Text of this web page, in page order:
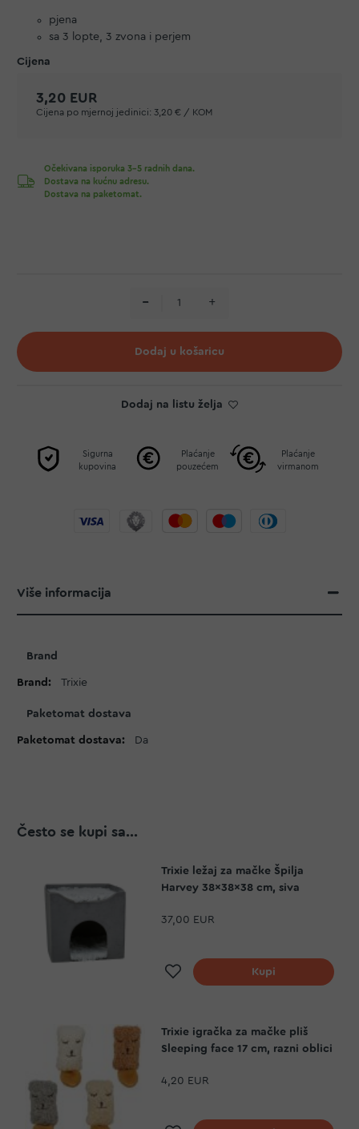
pjena
sa 3 lopte, 3 zvona i perjem
3,20 EUR
Cijena po mjernoj jedinici: 3,20 € / KOM
Očekivana isporuka 3-5 radnih dana.
Dostava na kućnu adresu.
Dostava na paketomat.
Dodaj u košaricu
Dodaj na listu želja
Sigurna
kupovina
Plaćanje
pouzećem
Plaćanje
virmanom
Više informacija
informacija
Brand
Trixie
Paketomat dostava
Da
Često se kupi sa...
Trixie ležaj za mačke Špilja
Harvey 38x38x38 cm, siva
37,00 EUR
Dodaj na listu želja
Kupi
Trixie igračka za mačke pliš
Sleeping face 17 cm, razni oblici
4,20 EUR